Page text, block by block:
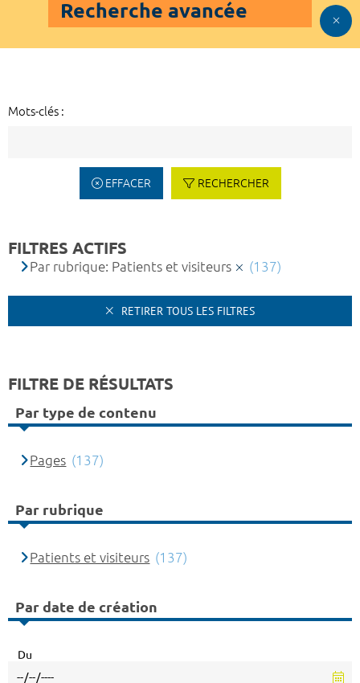
Recherche avancée
Mots-clés :
EFFACER RECHERCHER
FILTRES ACTIFS
Par rubrique: Patients et visiteurs (137)
RETIRER TOUS LES FILTRES
FILTRE DE RÉSULTATS
Par type de contenu
Pages (137)
Par rubrique
Patients et visiteurs (137)
Par date de création
Du